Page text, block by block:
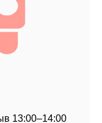
13:00–14:00